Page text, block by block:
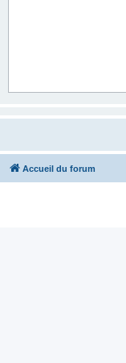
Accueil du forum